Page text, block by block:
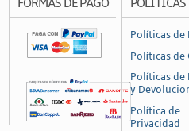
FORMAS DE PAGO POLÍTICAS
Políticas de
Políticas de
Políticas de
y
Política de
Privacidad